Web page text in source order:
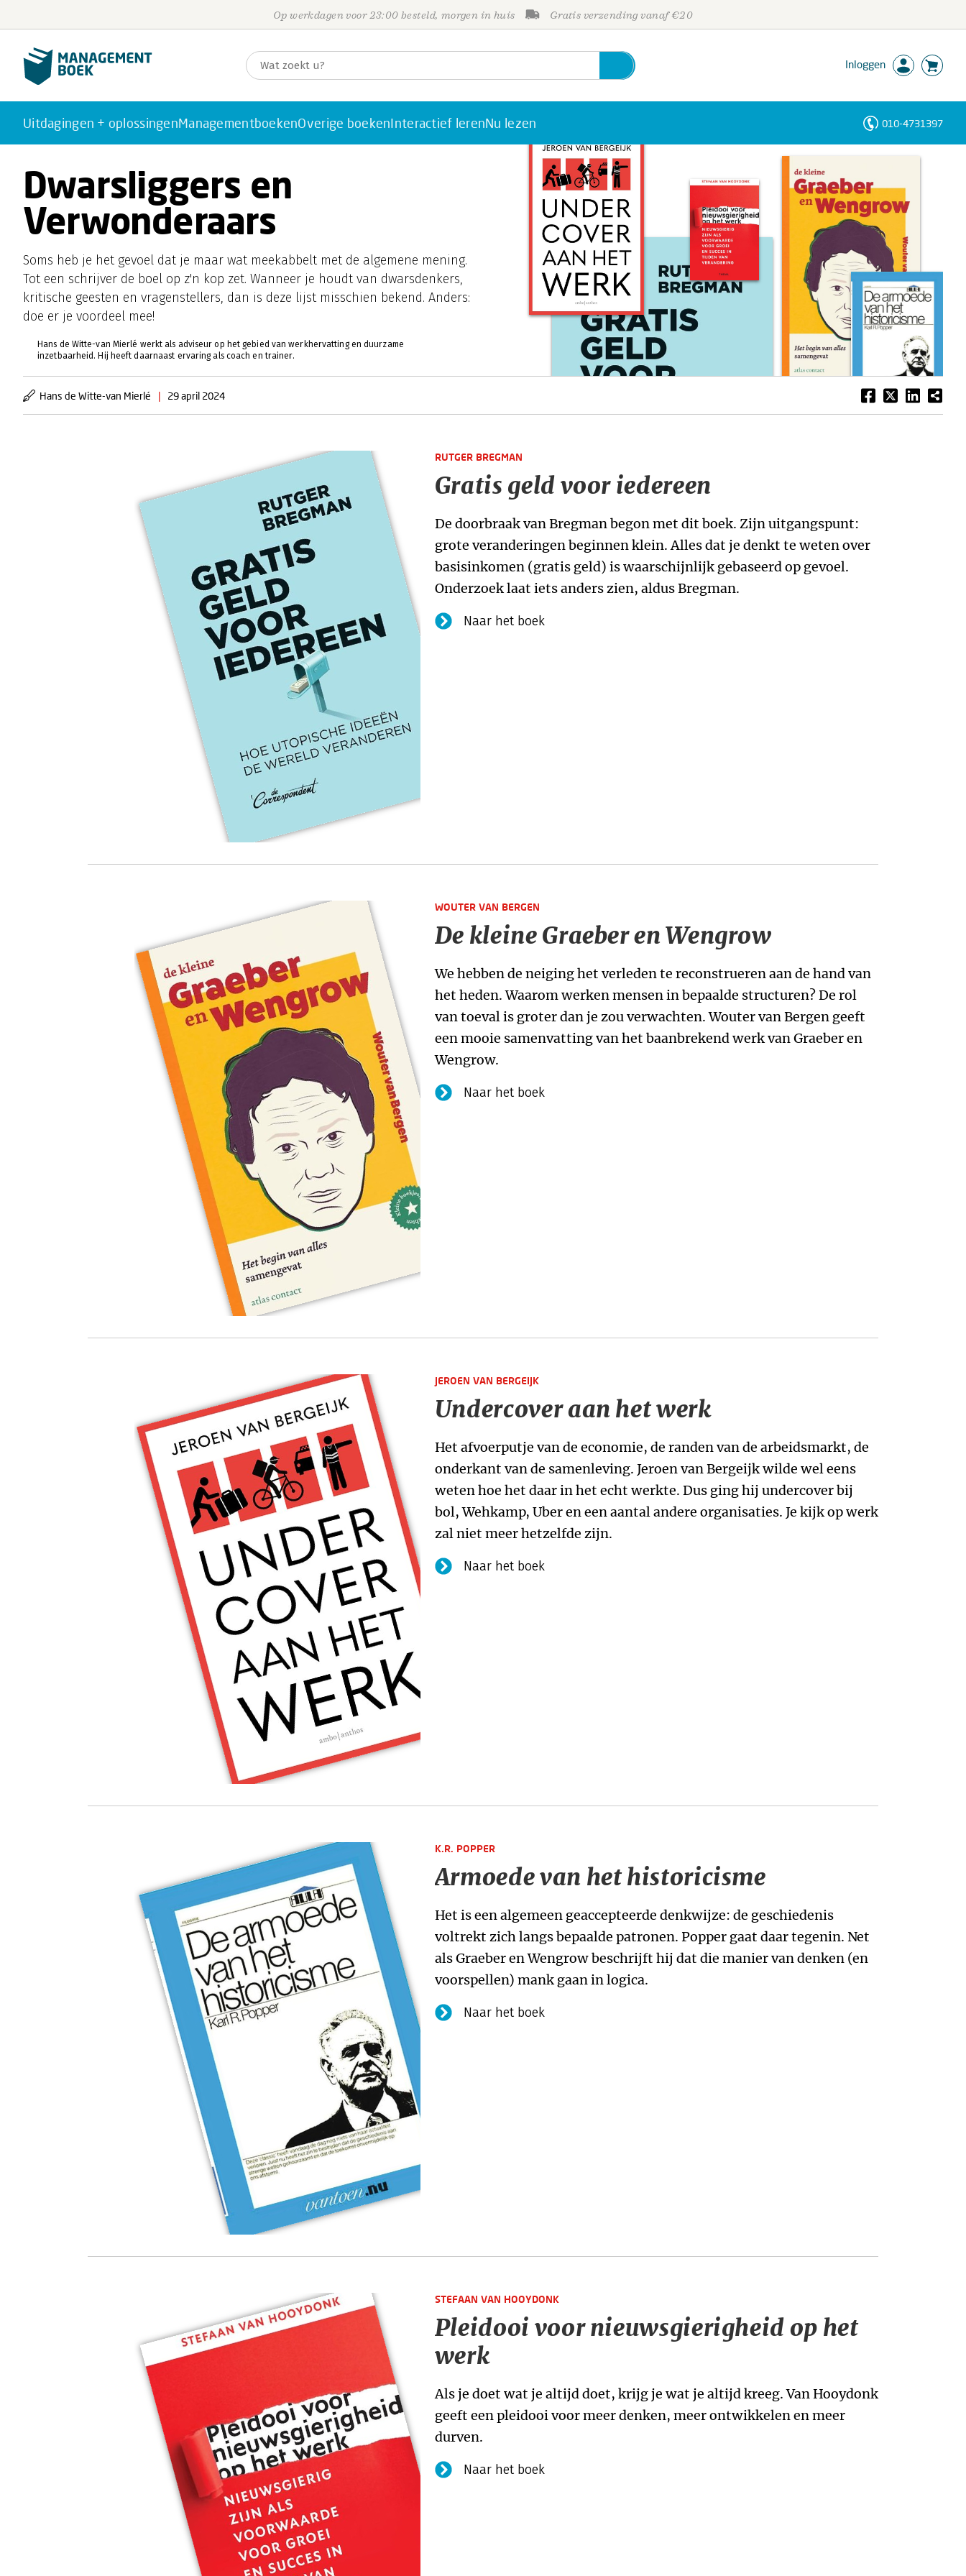
Op werkdagen voor 23:00 besteld, morgen in huis Gratis verzending vanaf €20
Inloggen
Uitdagingen + oplossingenManagementboekenOverige boekenInteractief lerenNu lezen 010-4731397
Dwarsliggers en
Verwonderaars
Soms heb je het gevoel dat je maar wat meekabbelt met de algemene mening.
Tot een schrijver de boel op z'n kop zet. Wanneer je houdt van dwarsdenkers,
kritische geesten en vragenstellers, dan is deze lijst misschien bekend. Anders:
doe er je voordeel mee!
Hans de Witte-van Mierlé werkt als adviseur op het gebied van werkhervatting en duurzame
inzetbaarheid. Hij heeft daarnaast ervaring als coach en trainer.
Hans de Witte-van Mierlé | 29 april 2024
RUTGER BREGMAN
Gratis geld voor iedereen
De doorbraak van Bregman begon met dit boek. Zijn uitgangspunt:
grote veranderingen beginnen klein. Alles dat je denkt te weten over
basisinkomen (gratis geld) is waarschijnlijk gebaseerd op gevoel.
Onderzoek laat iets anders zien, aldus Bregman.
Naar het boek
WOUTER VAN BERGEN
De kleine Graeber en Wengrow
We hebben de neiging het verleden te reconstrueren aan de hand van
het heden. Waarom werken mensen in bepaalde structuren? De rol
van toeval is groter dan je zou verwachten. Wouter van Bergen geeft
een mooie samenvatting van het baanbrekend werk van Graeber en
Wengrow.
Naar het boek
JEROEN VAN BERGEIJK
Undercover aan het werk
Het afvoerputje van de economie, de randen van de arbeidsmarkt, de
onderkant van de samenleving. Jeroen van Bergeijk wilde wel eens
weten hoe het daar in het echt werkte. Dus ging hij undercover bij
bol, Wehkamp, Uber en een aantal andere organisaties. Je kijk op werk
zal niet meer hetzelfde zijn.
Naar het boek
K.R. POPPER
Armoede van het historicisme
Het is een algemeen geaccepteerde denkwijze: de geschiedenis
voltrekt zich langs bepaalde patronen. Popper gaat daar tegenin. Net
als Graeber en Wengrow beschrijft hij dat die manier van denken (en
voorspellen) mank gaan in logica.
Naar het boek
STEFAAN VAN HOOYDONK
Pleidooi voor nieuwsgierigheid op het
werk
Als je doet wat je altijd doet, krijg je wat je altijd kreeg. Van Hooydonk
geeft een pleidooi voor meer denken, meer ontwikkelen en meer
durven.
Naar het boek
Personen